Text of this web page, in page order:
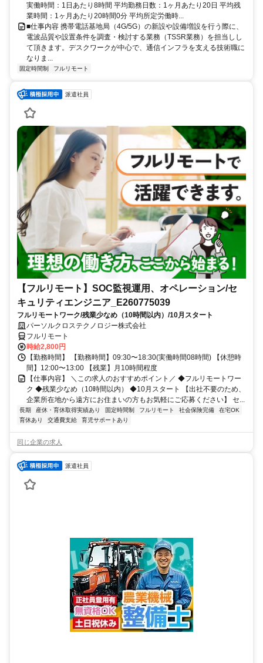
実働時間：1日あたり8時間 平均勤務日数：1ヶ月あたり20日 平均残
業時間：1ヶ月あたり20時間0分 平均所定労働時...
■仕事内容 携帯電話基地局（4G/5G）の新設や設備増設を行う際に、
電波品質や設置条件を調査・検討する業務（TSSR業務）を担当しし
て頂きます。デスクワークが中心で、通信インフラを支える技術職に
なりま...
固定時間制 フルリモート
派遣社員
【フルリモート】SOC監視運用、オペレーション/セ
キュリティエンジニア_E260775039
フルリモートワーク/残業少なめ（10時間以内）/10月スタート
パーソルクロステクノロジー株式会社
フルリモート
時給2,800円
【勤務時間】 【勤務時間】09:30〜18:30(実働時間08時間) 【休憩時
間】12:00〜13:00 【残業】月10時間程度
【仕事内容】 ＼この求人のおすすめポイント／ ◆フルリモートワー
ク ◆残業少なめ（10時間以内） ◆10月スタート 【出社不要のため、
企業所在地から遠方にお住まいの方もお気軽にご応募ください】 セ...
長期 産休・育休取得実績あり 固定時間制 フルリモート 社会保険完備
在宅OK
育休あり
交通費支給 育児サポートあり
同じ企業の求人
派遣社員